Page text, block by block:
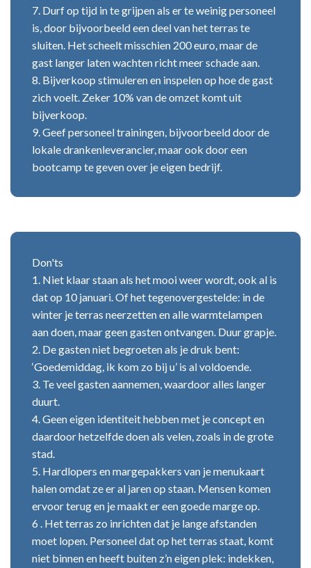
7. Durf op tijd in te grijpen als er te weinig personeel
is, door bijvoorbeeld een deel van het terras te
sluiten. Het scheelt misschien 200 euro, maar de
gast langer laten wachten richt meer schade aan.
8. Bijverkoop stimuleren en inspelen op hoe de gast
zich voelt. Zeker 10% van de omzet komt uit
bijverkoop.
9. Geef personeel trainingen, bijvoorbeeld door de
lokale drankenleverancier, maar ook door een
bootcamp te geven over je eigen bedrijf.
Don'ts
1. Niet klaar staan als het mooi weer wordt, ook al is
dat op 10 januari. Of het tegenovergestelde: in de
winter je terras neerzetten en alle warmtelampen
aan doen, maar geen gasten ontvangen. Duur grapje.
2. De gasten niet begroeten als je druk bent:
‘Goedemiddag, ik kom zo bij u’ is al voldoende.
3. Te veel gasten aannemen, waardoor alles langer
duurt.
4. Geen eigen identiteit hebben met je concept en
daardoor hetzelfde doen als velen, zoals in de grote
stad.
5. Hardlopers en margepakkers van je menukaart
halen omdat ze er al jaren op staan. Mensen komen
ervoor terug en je maakt er een goede marge op.
6 . Het terras zo inrichten dat je lange afstanden
moet lopen. Personeel dat op het terras staat, komt
niet binnen en heeft buiten z’n eigen plek: indekken,